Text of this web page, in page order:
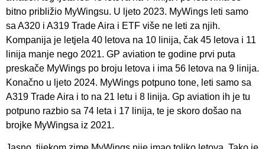
bitno približio MyWingsu. U ljeto 2023. MyWings leti samo
sa A320 i A319 Trade Aira i ETF više ne leti za njih.
Kompanija je letjela 40 letova na 10 linija, čak 45 letova i 11
linija manje nego 2021. GP aviation te godine prvi puta
preskače MyWings po broju letova i ima 56 letova na 9 linija.
Konačno u ljeto 2024. MyWings potpuno tone, leti samo sa
A319 Trade Aira i to na 21 letu i 8 linija. Gp aviation ih je tu
potpuno razbio sa 74 leta i 17 linija, te je skoro došao na
brojke MyWingsa iz 2021.